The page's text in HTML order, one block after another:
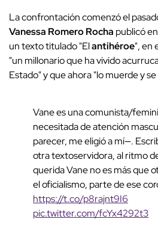
La confrontación comenzó el
Vanessa Romero Rocha publicó
un texto titulado "Elantihéroe", en
"un millonario que ha vivido
Estado" y que ahora "lo muerde y
Vane es una comunista/
necesitada de atención
parecer, me eligió a mí—.
otra textoservidora, al ritmo
querida Vane no es más que
el oficialismo, parte de ese
https://t.co/p8rajnt9I6
pic.twitter.com/fcYx4292t3